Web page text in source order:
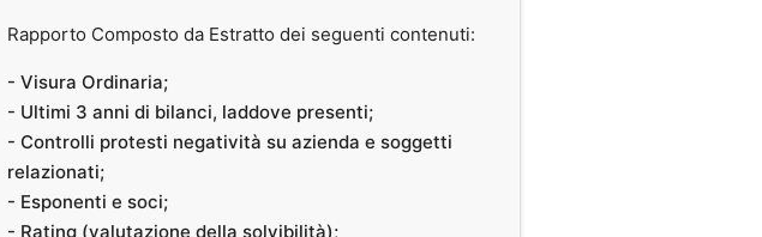
Rapporto Composto da Estratto dei seguenti contenuti:
- Visura Ordinaria;
- Ultimi 3 anni di bilanci, laddove presenti;
- Controlli protesti negatività su azienda e soggetti
relazionati;
- Esponenti e soci;
- Rating (valutazione della solvibilità);